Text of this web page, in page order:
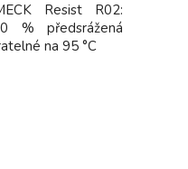
Resist R02:
% předsrážená
na 95 °C